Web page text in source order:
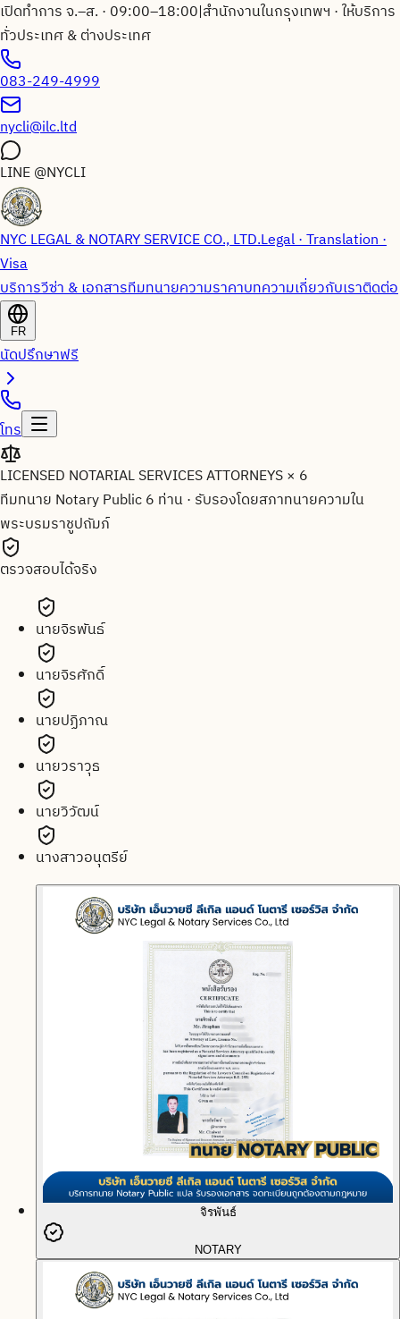
เปิดทำการ จ.–ส. · 09:00–18:00|สำนักงานในกรุงเทพฯ · ให้บริการ
ทั่วประเทศ & ต่างประเทศ
083-249-4999
nycli@ilc.ltd
LINE@NYCLI
NYC LEGAL & NOTARY SERVICE CO., LTD.Legal · Translation ·
Visa
บริการวีซ่า & เอกสารทีมทนายความราคาบทความเกี่ยวกับเราติดต่อ
FR
นัดปรึกษาฟรี
โทร
LICENSED NOTARIAL SERVICES ATTORNEYS × 6
ทีมทนาย Notary Public 6 ท่าน· รับรองโดยสภาทนายความใน
พระบรมราชูปถัมภ์
ตรวจสอบได้จริง
นายจิรพันธ์
นายจิรศักดิ์
นายปฏิภาณ
นายวราวุธ
นายวิวัฒน์
นางสาวอนุตรีย์
จิรพันธ์
NOTARY